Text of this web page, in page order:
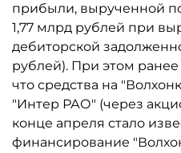
прибыли, вырученной
1,77 млрд рублей при
дебиторской
рублей). При этом
что средства на
"Интер РАО" (через
конце апреля стало
финансирование